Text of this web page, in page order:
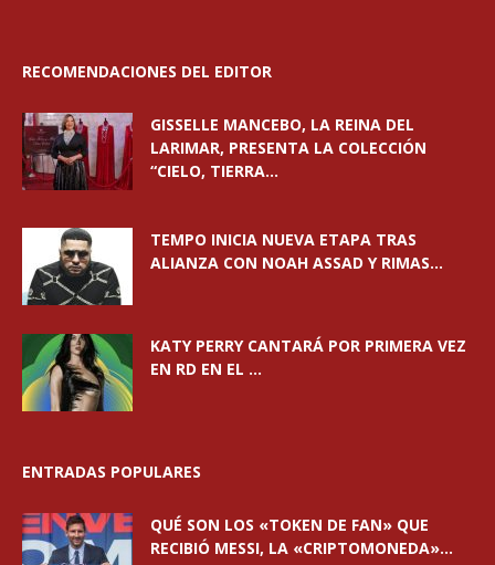
RECOMENDACIONES DEL EDITOR
GISSELLE MANCEBO, LA REINA DEL
LARIMAR, PRESENTA LA COLECCIÓN
“CIELO, TIERRA...
TEMPO INICIA NUEVA ETAPA TRAS
ALIANZA CON NOAH ASSAD Y RIMAS...
KATY PERRY CANTARÁ POR PRIMERA VEZ
EN RD EN EL ...
ENTRADAS POPULARES
QUÉ SON LOS «TOKEN DE FAN» QUE
RECIBIÓ MESSI, LA «CRIPTOMONEDA»...